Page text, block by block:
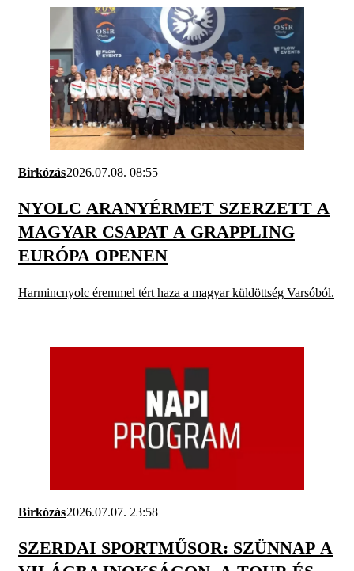
Birkózás2026.07.08. 08:55
NYOLC ARANYÉRMET SZERZETT A
MAGYAR CSAPAT A GRAPPLING
EURÓPA OPENEN
Harmincnyolc éremmel tért haza a magyar küldöttség Varsóból.
Birkózás2026.07.07. 23:58
SZERDAI SPORTMŰSOR: SZÜNNAP A